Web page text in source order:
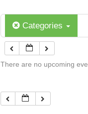
Categories
There are no upcoming